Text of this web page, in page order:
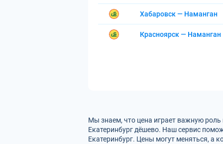
Хабаровск — Наманган
Красноярск — Наманган
Мы знаем, что цена играет важную
Екатеринбург дёшево. Наш сервис
Екатеринбург. Цены могут меняться, а